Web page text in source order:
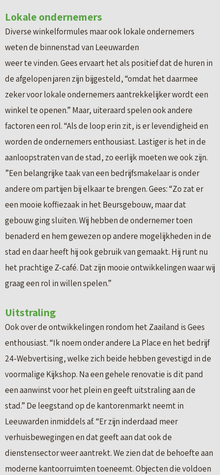
Lokale ondernemers
Diverse winkelformules maar ook lokale ondernemers
weten de binnenstad van Leeuwarden
weer te vinden. Gees ervaart het als positief dat de huren in
de afgelopen jaren zijn bijgesteld, “omdat het daarmee
zeker voor lokale ondernemers aantrekkelijker wordt een
winkel te openen.” Maar, uiteraard spelen ook andere
factoren een rol. “Als de loop erin zit, is er levendigheid en
worden de ondernemers enthousiast. Lastiger is het in de
aanloopstraten van de stad, zo eerlijk moeten we ook zijn.
”Een belangrijke taak van een bedrijfsmakelaar is onder
andere om partijen bij elkaar te brengen. Gees: “Zo zat er
een mooie koffiezaak in het Beursgebouw, maar dat
gebouw ging sluiten. Wij hebben de ondernemer toen
benaderd en hem gewezen op andere mogelijkheden in de
stad en daar heeft hij ook gebruik van gemaakt. Hij runt nu
het prachtige Z-café. Dat zijn mooie ontwikkelingen waar wij
graag een rol in willen spelen.”
Uitstraling
Ook over de ontwikkelingen rondom het Zaailand is Gees
enthousiast. “Ik noem onder andere La Place en het bedrijf
24-Webvertising, welke zich beide hebben gevestigd in de
voormalige Kijkshop. Na een gehele renovatie is dit pand
een aanwinst voor het plein en geeft uitstraling aan de
stad.” De leegstand op de kantorenmarkt neemt in
Leeuwarden inmiddels af. “Er zijn inderdaad meer
verhuisbewegingen en dat geeft aan dat ook de
dienstensector weer aantrekt. We zien dat de behoefte aan
moderne kantoorruimten toeneemt. Objecten die voldoen